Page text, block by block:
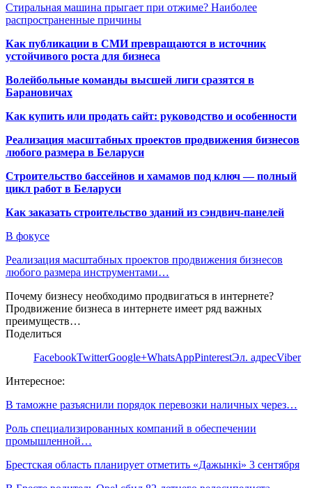
Стиральная машина прыгает при отжиме? Наиболее
распространенные причины
Как публикации в СМИ превращаются в источник
устойчивого роста для бизнеса
Волейбольные команды высшей лиги сразятся в
Барановичах
Как купить или продать сайт: руководство и особенности
Реализация масштабных проектов продвижения бизнесов
любого размера в Беларуси
Строительство бассейнов и хамамов под ключ — полный
цикл работ в Беларуси
Как заказать строительство зданий из сэндвич-панелей
В фокусе
Реализация масштабных проектов продвижения бизнесов
любого размера инструментами…
Почему бизнесу необходимо продвигаться в интернете?
Продвижение бизнеса в интернете имеет ряд важных
преимуществ…
Поделиться
FacebookTwitterGoogle+WhatsAppPinterestЭл. адресViber
Интересное:
В таможне разъяснили порядок перевозки наличных через…
Роль специализированных компаний в обеспечении
промышленной…
Брестская область планирует отметить «Дажынкі» 3 сентября